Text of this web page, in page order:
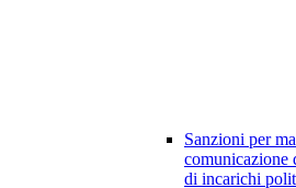
Sanzioni per
comunicazione
di incarichi